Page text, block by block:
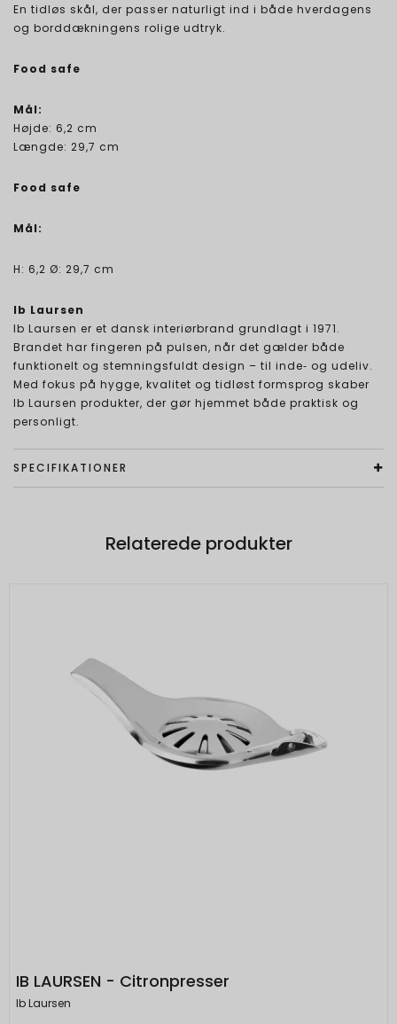
En tidløs skål, der passer naturligt ind i både hverdagens
og borddækningens rolige udtryk.
Food safe
Mål:
Højde: 6,2 cm
Længde: 29,7 cm
Food safe
Mål:
H: 6,2 Ø: 29,7 cm
Ib Laursen
Ib Laursen er et dansk interiørbrand grundlagt i 1971.
Brandet har fingeren på pulsen, når det gælder både
funktionelt og stemningsfuldt design – til inde‑ og udeliv.
Med fokus på hygge, kvalitet og tidløst formsprog skaber
Ib Laursen produkter, der gør hjemmet både praktisk og
personligt.
SPECIFIKATIONER
Relaterede produkter
IB LAURSEN - Citronpresser
Ib Laursen